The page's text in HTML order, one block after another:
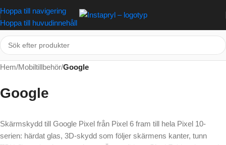
Hoppa till navigering
Hoppa till huvudinnehåll
Hem/Mobiltillbehör/Google
Google
Skärmskydd till Google Pixel från Pixel 6 fram till hela Pixel 10-
serien: härdat glas, 3D-skydd som följer skärmens kanter, tunn